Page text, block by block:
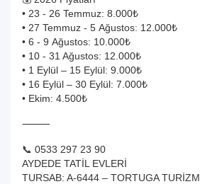
• 23 - 26 Temmuz: 8.000₺
• 27 Temmuz - 5 Ağustos: 12.000₺
• 6 - 9 Ağustos: 10.000₺
• 10 - 31 Ağustos: 12.000₺
• 1 Eylül – 15 Eylül: 9.000₺
• 16 Eylül – 30 Eylül: 7.000₺
• Ekim: 4.500₺
⸻
📞 0533 297 23 90
AYDEDE TATİL EVLERİ
TURSAB: A-6444 – TORTUGA TURİZM